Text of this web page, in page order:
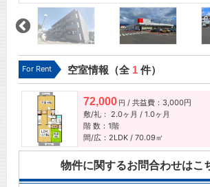
For Rent 空室情報（全 1件）
72,000 円 / 共益費：3,000円
敷/礼： 2.0ヶ月 / 1.0ヶ月
階 数：1階
間/広：2LDK / 70.09㎡
物件に関するお問合わせはこ